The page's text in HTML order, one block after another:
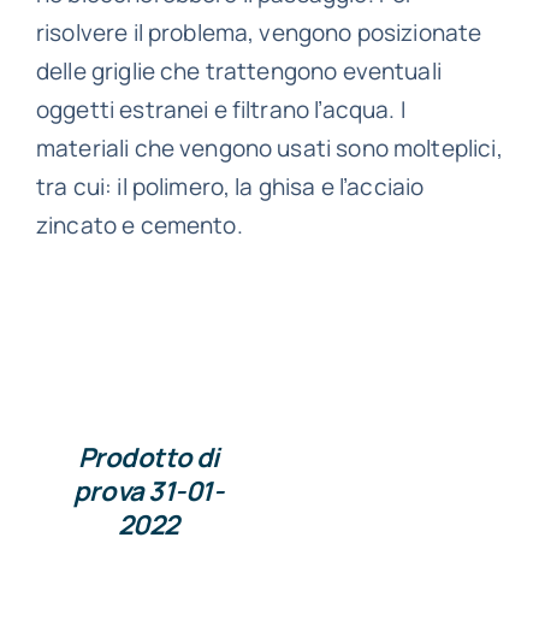
risolvere il problema, vengono posizionate
delle griglie che trattengono eventuali
oggetti estranei e filtrano l’acqua. I
materiali che vengono usati sono molteplici,
tra cui: il polimero, la ghisa e l’acciaio
zincato e cemento.
DETTAGLI
Prodotto di
prova 31-01-
2022